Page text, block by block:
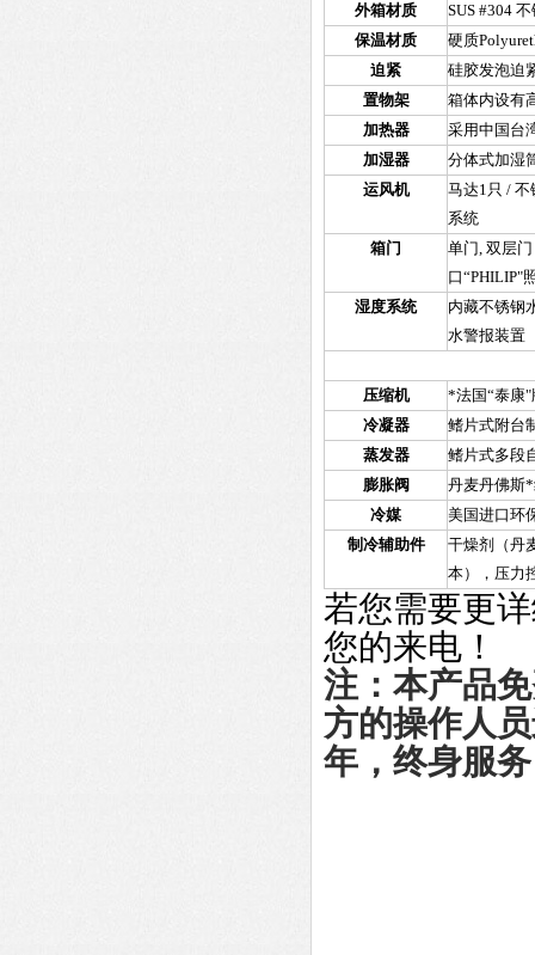
外箱材质
SUS #304 不
保温材质
硬质
迫紧
硅胶发泡迫
置物架
箱体内设有
加热器
采用中国台
加湿器
分体式加湿
运风机
马达1只 / 不
系统
箱门
单门, 双层
口“PHILIP"
湿度系统
内藏不锈钢
水警报装置
压缩机
*法国“泰康
冷凝器
鳍片式附台
蒸发器
鳍片式多段
膨胀阀
丹麦丹佛斯
冷媒
美国进口环
制冷辅助件
干燥剂（丹
本），压力
若您需要更
您的来电！
注：本产品
方的操作人
年，终身服